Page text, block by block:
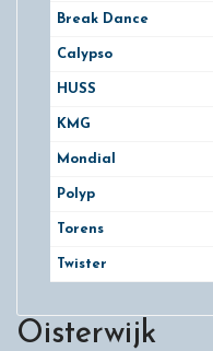
Break Dance
Calypso
HUSS
KMG
Mondial
Polyp
Torens
Twister
Oisterwijk